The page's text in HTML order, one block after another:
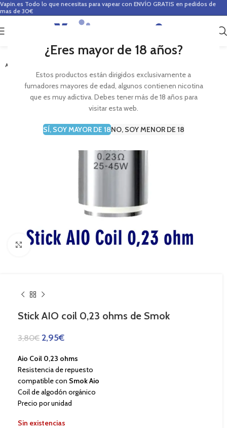
¿Eres mayor de 18 años?
Estos productos están dirigidos exclusivamente a
fumadores mayores de edad, algunos contienen nicotina
que es muy adictiva. Debes tener más de 18 años para
visitar esta web.
SÍ, SOY MAYOR DE 18NO, SOY MENOR DE 18
Vapin.es Todo lo que necesitas para vapear con ENVÍO GRATIS en pedidos de
mas de 30€
0
AGOTADO
Haga Click para agrandar
Stick AIO coil 0,23 ohms de Smok
3,80€ 2,95€
Aio Coil 0,23 ohms
Resistencia de repuesto
compatible con Smok Aio
Coil de algodón orgánico
Precio por unidad
Sin existencias